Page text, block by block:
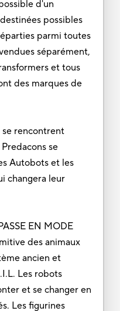
d'un
possibles
parmi toutes
séparément,
et tous
des marques de
rencontrent
se
Autobots et les
changera leur
EN MODE
des animaux
ancien et
Les robots
et se changer en
Les figurines